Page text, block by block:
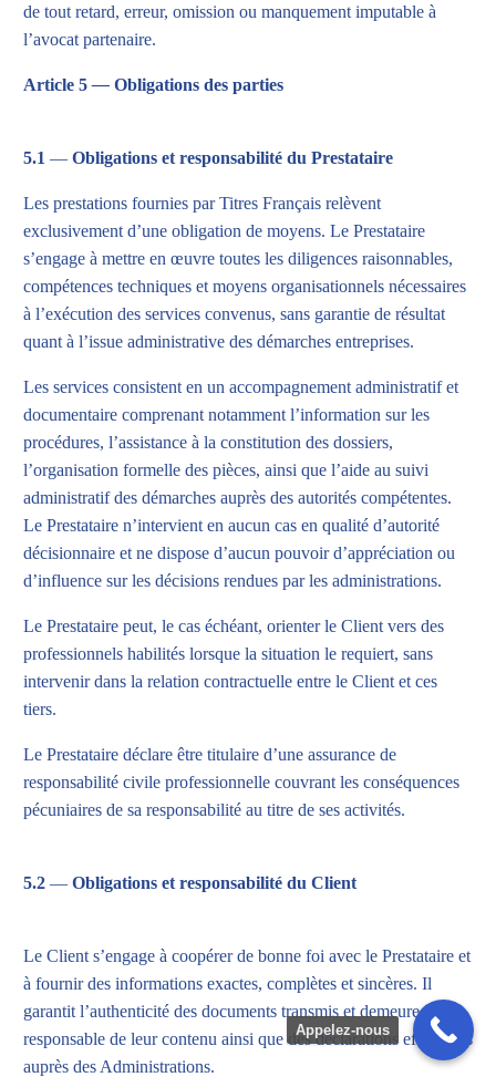
de tout retard, erreur, omission ou manquement imputable à
l’avocat partenaire.
Article 5—Obligations des parties
5.1 — Obligations et responsabilité du Prestataire
Les prestations fournies par Titres Français relèvent
exclusivement d’une obligation de moyens. Le Prestataire
s’engage à mettre en œuvre toutes les diligences raisonnables,
compétences techniques et moyens organisationnels nécessaires
à l’exécution des services convenus, sans garantie de résultat
quant à l’issue administrative des démarches entreprises.
Les services consistent en un accompagnement administratif et
documentaire comprenant notamment l’information sur les
procédures, l’assistance à la constitution des dossiers,
l’organisation formelle des pièces, ainsi que l’aide au suivi
administratif des démarches auprès des autorités compétentes.
Le Prestataire n’intervient en aucun cas en qualité d’autorité
décisionnaire et ne dispose d’aucun pouvoir d’appréciation ou
d’influence sur les décisions rendues par les administrations.
Le Prestataire peut, le cas échéant, orienter le Client vers des
professionnels habilités lorsque la situation le requiert, sans
intervenir dans la relation contractuelle entre le Client et ces
tiers.
Le Prestataire déclare être titulaire d’une assurance de
responsabilité civile professionnelle couvrant les conséquences
pécuniaires de sa responsabilité au titre de ses activités.
5.2 — Obligations et responsabilité du Client
Le Client s’engage à coopérer de bonne foi avec le Prestataire et
à fournir des informations exactes, complètes et sincères. Il
garantit l’authenticité des documents transmis et demeure seul
responsable de leur contenu ainsi que des déclarations effectuées
auprès des Administrations.
Appelez-nous